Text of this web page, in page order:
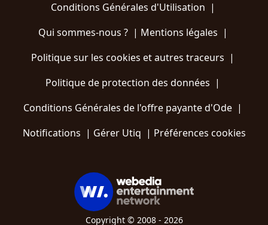
Conditions Générales d'Utilisation |
Qui sommes-nous ?| Mentions légales |
Politique sur les cookies et autres traceurs |
Politique de protection des données |
Conditions Générales de l'offre payante d'Ode |
Notifications | Gérer Utiq | Préférences cookies
Copyright © 2008 - 2026